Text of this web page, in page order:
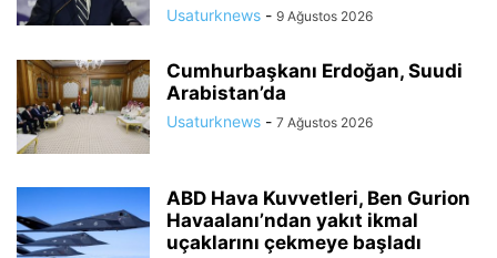
Usaturknews - 9 Ağustos 2026
Cumhurbaşkanı Erdoğan, Suudi
Arabistan’da
Usaturknews - 7 Ağustos 2026
ABD Hava Kuvvetleri, Ben Gurion
Havaalanı’ndan yakıt ikmal
uçaklarını çekmeye başladı